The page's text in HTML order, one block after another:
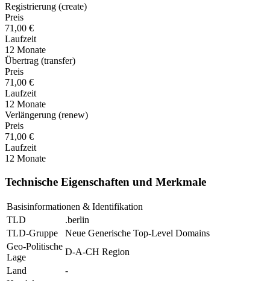
Registrierung (create)
Preis
71,00 €
Laufzeit
12 Monate
Übertrag (transfer)
Preis
71,00 €
Laufzeit
12 Monate
Verlängerung (renew)
Preis
71,00 €
Laufzeit
12 Monate
Technische Eigenschaften und Merkmale
Basisinformationen & Identifikation
TLD
.berlin
TLD-Gruppe
Neue Generische Top-Level Domains
Geo-Politische
Lage
D-A-CH Region
Land
-